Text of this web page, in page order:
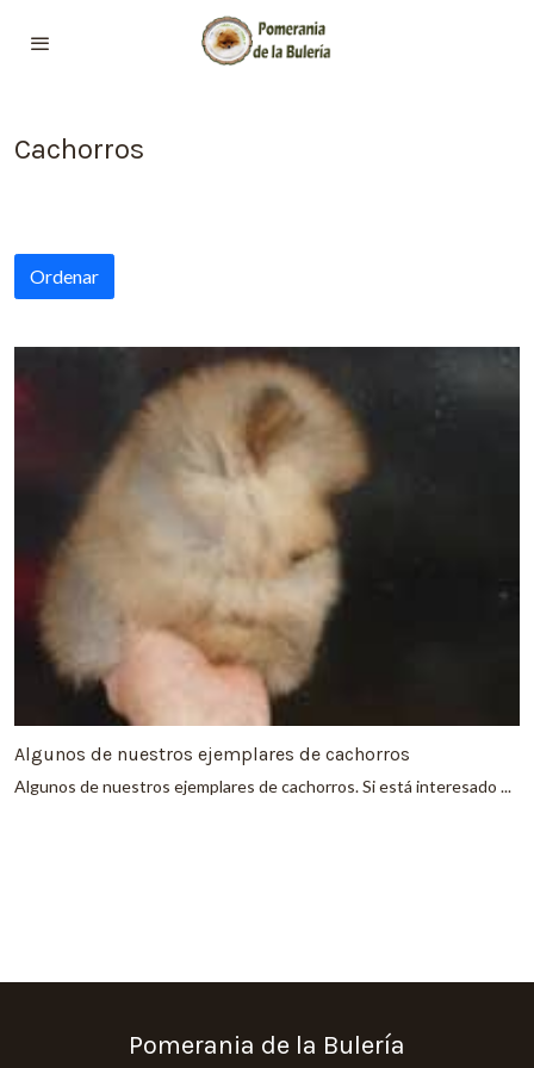
Cachorros
Ordenar
Algunos de nuestros ejemplares de cachorros
Algunos de nuestros ejemplares de cachorros. Si está interesado ...
Pomerania de la Bulería